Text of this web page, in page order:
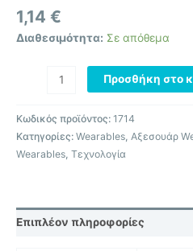
1,14 €
Διαθεσιμότητα: Σε απόθεμα
Band
/
ποσότητα
Προσθήκη στο
Κωδικός προϊόντος: 1714
Κατηγορίες: Wearables, Αξεσουάρ
Wearables, Τεχνολογία
Επιπλέον πληροφορίες